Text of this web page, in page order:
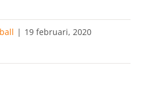
| 19 februari, 2020